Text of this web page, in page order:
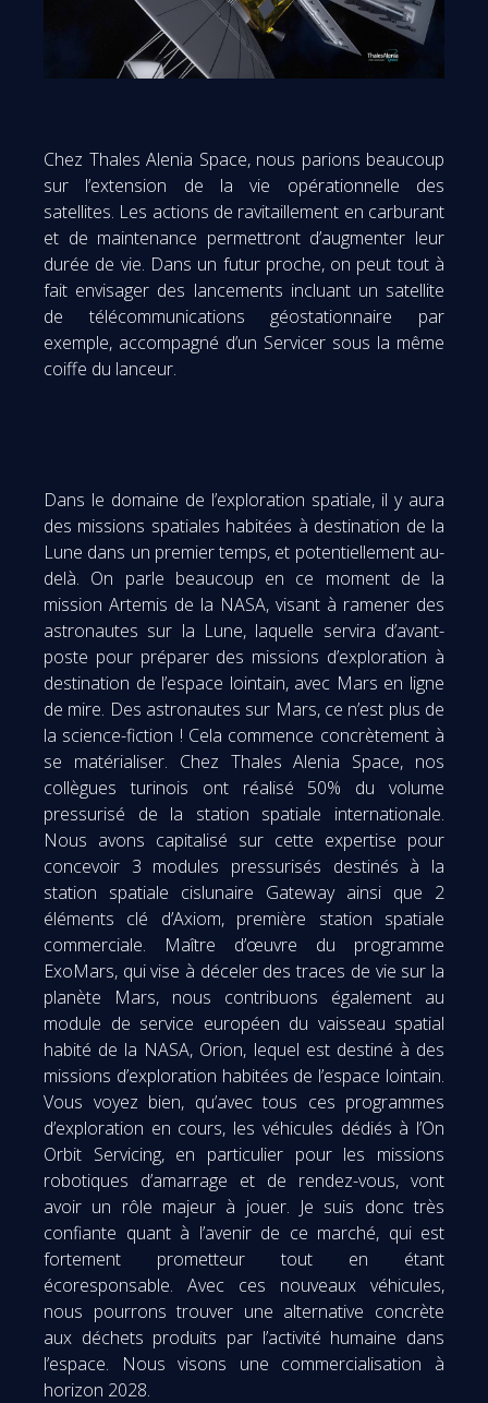
Chez Thales Alenia Space, nous parions beaucoup
sur l’extension de la vie opérationnelle des
satellites. Les actions de ravitaillement en carburant
et de maintenance permettront d’augmenter leur
durée de vie. Dans un futur proche, on peut tout à
fait envisager des lancements incluant un satellite
de télécommunications géostationnaire par
exemple, accompagné d’un Servicer sous la même
coiffe du lanceur.
Dans le domaine de l’exploration spatiale, il y aura
des missions spatiales habitées à destination de la
Lune dans un premier temps, et potentiellement au-
delà. On parle beaucoup en ce moment de la
mission Artemis de la NASA, visant à ramener des
astronautes sur la Lune, laquelle servira d’avant-
poste pour préparer des missions d’exploration à
destination de l’espace lointain, avec Mars en ligne
de mire. Des astronautes sur Mars, ce n’est plus de
la science-fiction ! Cela commence concrètement à
se matérialiser. Chez Thales Alenia Space, nos
collègues turinois ont réalisé 50% du volume
pressurisé de la station spatiale internationale.
Nous avons capitalisé sur cette expertise pour
concevoir 3 modules pressurisés destinés à la
station spatiale cislunaire Gateway ainsi que 2
éléments clé d’Axiom, première station spatiale
commerciale. Maître d’œuvre du programme
ExoMars, qui vise à déceler des traces de vie sur la
planète Mars, nous contribuons également au
module de service européen du vaisseau spatial
habité de la NASA, Orion, lequel est destiné à des
missions d’exploration habitées de l’espace lointain.
Vous voyez bien, qu’avec tous ces programmes
d’exploration en cours, les véhicules dédiés à l’On
Orbit Servicing, en particulier pour les missions
robotiques d’amarrage et de rendez-vous, vont
avoir un rôle majeur à jouer. Je suis donc très
confiante quant à l’avenir de ce marché, qui est
fortement prometteur tout en étant
écoresponsable. Avec ces nouveaux véhicules,
nous pourrons trouver une alternative concrète
aux déchets produits par l’activité humaine dans
l’espace. Nous visons une commercialisation à
horizon 2028.